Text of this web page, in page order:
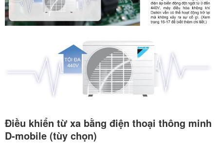
Điều khiển từ xa bằng điện thoại thông minh
D-mobile (tùy chọn)